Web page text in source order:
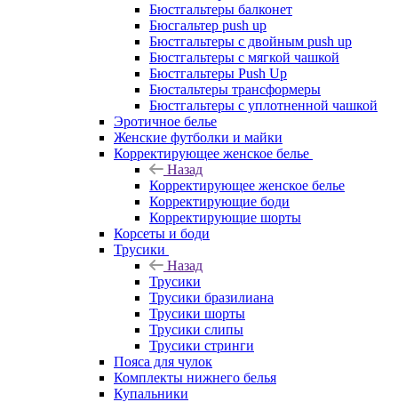
Бюстгальтеры балконет
Бюсгальтер push up
Бюстгальтеры с двойным push up
Бюстгальтеры с мягкой чашкой
Бюстгальтеры Push Up
Бюстальтеры трансформеры
Бюстгальтеры с уплотненной чашкой
Эротичное белье
Женские футболки и майки
Корректирующее женское белье
Назад
Корректирующее женское белье
Корректирующие боди
Корректирующие шорты
Корсеты и боди
Трусики
Назад
Трусики
Трусики бразилиана
Трусики шорты
Трусики слипы
Трусики стринги
Пояса для чулок
Комплекты нижнего белья
Купальники